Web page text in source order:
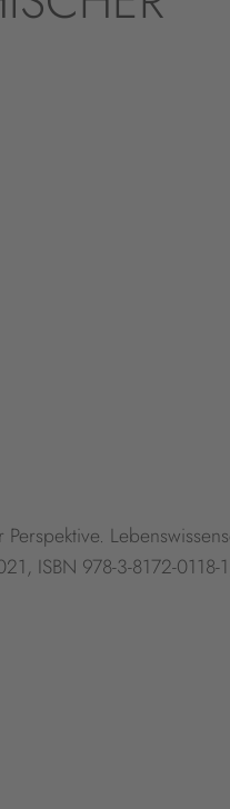
ISBN 978-3-8172-0118-